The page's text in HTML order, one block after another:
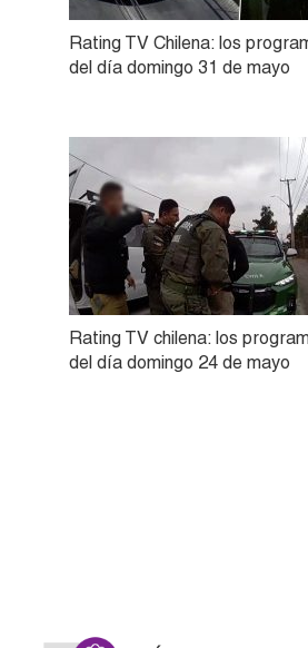
Rating TV Chilena: los
del día domingo 31 de mayo
Rating TV chilena: los
del día domingo 24 de mayo